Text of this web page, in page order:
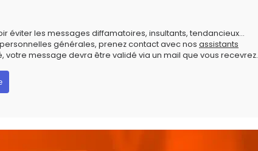
éviter les messages diffamatoires, insultants, tendancieux...
générales, prenez contact avec nos assistants
votre message devra être validé via un mail que vous recevrez.